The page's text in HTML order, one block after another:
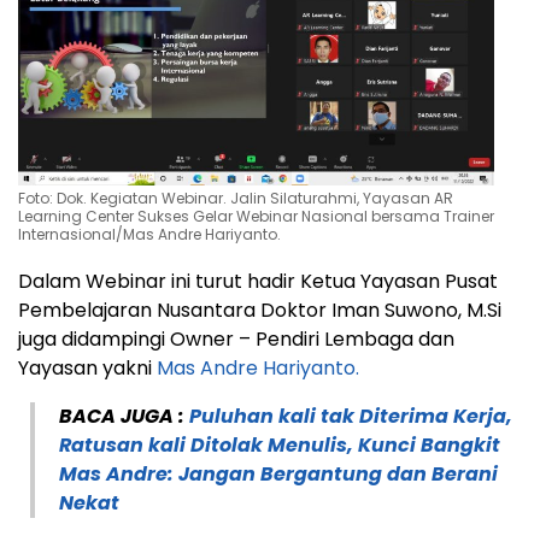
Foto: Dok. Kegiatan Webinar. Jalin Silaturahmi, Yayasan AR
Learning Center Sukses Gelar Webinar Nasional bersama Trainer
Internasional/Mas Andre Hariyanto.
Dalam Webinar ini turut hadir Ketua Yayasan Pusat
Pembelajaran Nusantara Doktor Iman Suwono, M.Si
juga didampingi Owner – Pendiri Lembaga dan
Yayasan yakni Mas Andre Hariyanto.
BACA JUGA : Puluhan kali tak Diterima Kerja,
Ratusan kali Ditolak Menulis, Kunci Bangkit
Mas Andre: Jangan Bergantung dan Berani
Nekat